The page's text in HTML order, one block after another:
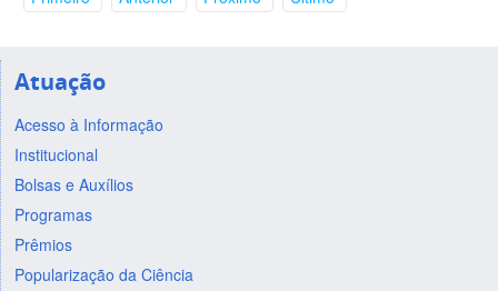
Atuação
Acesso à Informação
Institucional
Bolsas e Auxílios
Programas
Prêmios
Popularização da Ciência